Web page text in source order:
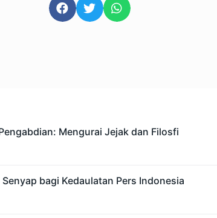
Mengurai Jejak dan Filosfi
bagi Kedaulatan Pers Indonesia